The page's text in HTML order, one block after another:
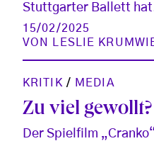
Stuttgarter Ballett
15/02/2025
VON
LESLIE
KRITIK / MEDIA
Zu viel gewollt?
Der Spielfilm